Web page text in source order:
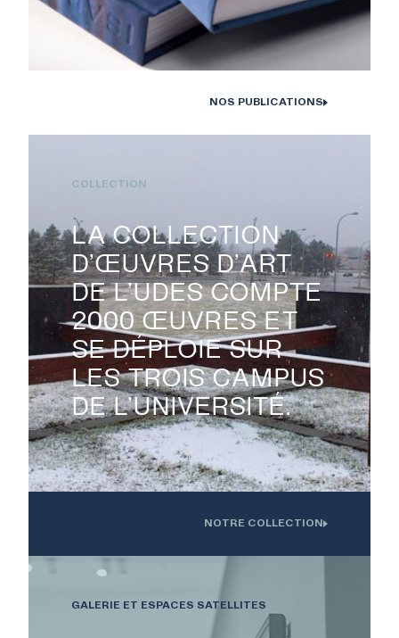

Monographies Solstice de Bertrand Carrière et Isabelle Hayeur.
NOS PUBLICATIONS
Oeuvre installée devant l'Institution interdisciplinaire d'innovation
LA COLLECTION
D’ŒUVRES D’ART
DE L’UDES COMPTE
2000 ŒUVRES ET
SE DÉPLOIE SUR
LES TROIS CAMPUS
DE L’UNIVERSITÉ.
COLLECTION
NOTRE COLLECTION
GALERIE ET ESPACES SATELLITES